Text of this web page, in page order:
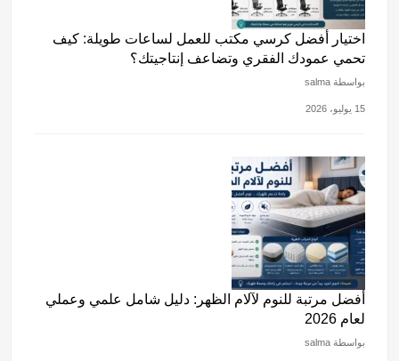
اختيار أفضل كرسي مكتب للعمل لساعات طويلة: كيف
تحمي عمودك الفقري وتضاعف إنتاجيتك؟
بواسطة salma
15 يوليو، 2026
أفضل مرتبة للنوم لآلام الظهر: دليل شامل علمي وعملي
لعام 2026
بواسطة salma